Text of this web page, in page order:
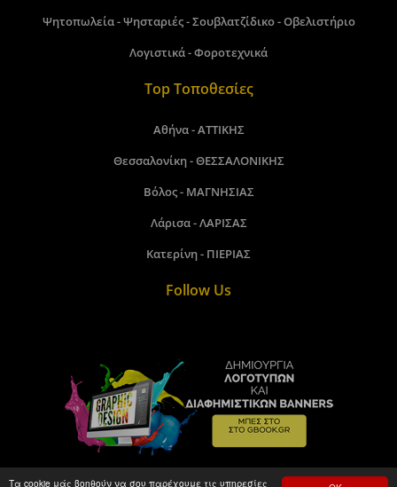
Τα cookie μάς βοηθούν να σου παρέχουμε τις υπηρεσίες
Ψητοπωλεία - Ψησταριές - Σουβλατζίδικο - Οβελιστήριο
Λογιστικά - Φοροτεχνικά
Top Τοποθεσίες
Αθήνα - ΑΤΤΙΚΗΣ
Θεσσαλονίκη - ΘΕΣΣΑΛΟΝΙΚΗΣ
Βόλος - ΜΑΓΝΗΣΙΑΣ
Λάρισα - ΛΑΡΙΣΑΣ
Κατερίνη - ΠΙΕΡΙΑΣ
Follow Us